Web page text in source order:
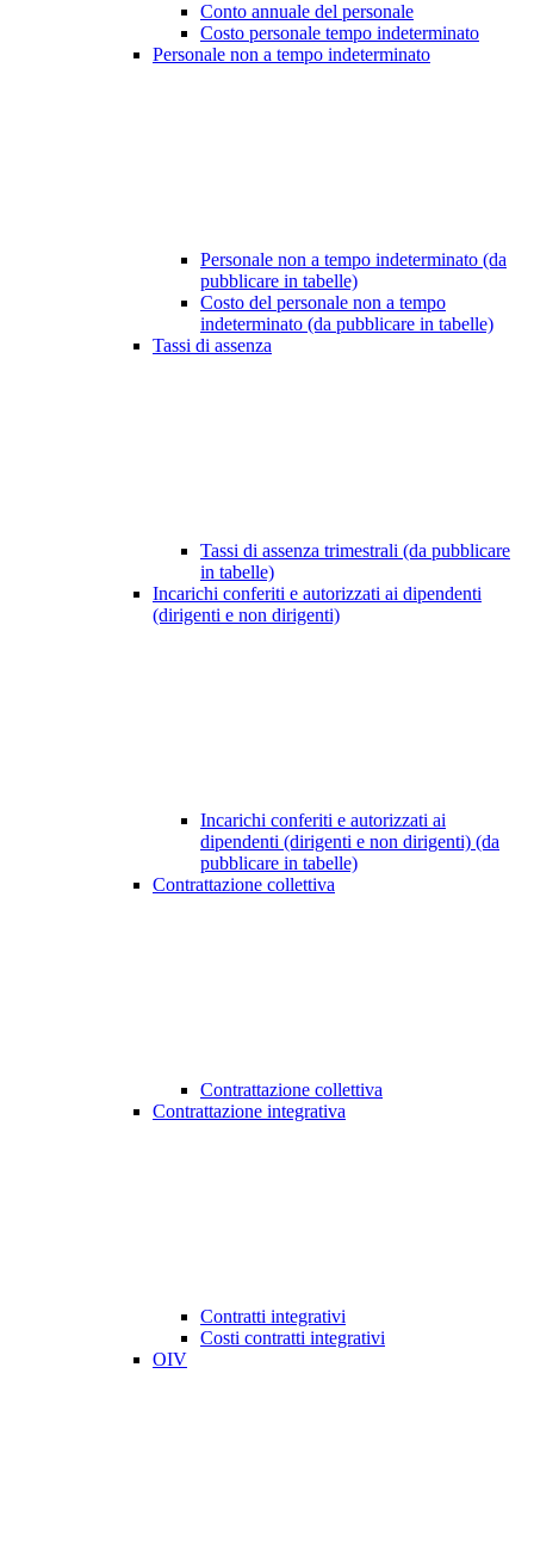
Conto annuale del personale
Costo personale tempo indeterminato
Personale non a tempo indeterminato
Personale non a tempo indeterminato (da
pubblicare in tabelle)
Costo del personale non a tempo
indeterminato (da pubblicare in tabelle)
Tassi di assenza
Tassi di assenza trimestrali (da pubblicare
in tabelle)
Incarichi conferiti e autorizzati ai dipendenti
(dirigenti e non dirigenti)
Incarichi conferiti e autorizzati ai
dipendenti (dirigenti e non dirigenti) (da
pubblicare in tabelle)
Contrattazione collettiva
Contrattazione collettiva
Contrattazione integrativa
Contratti integrativi
Costi contratti integrativi
OIV